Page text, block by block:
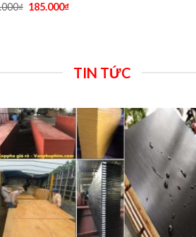
₫ 185.000₫
TIN TỨC